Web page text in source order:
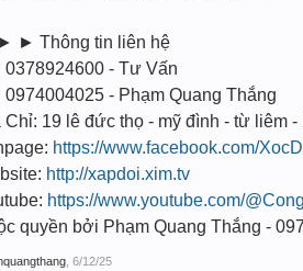
► Thông tin liên hệ
0378924600 - Tư Vấn
0974004025 - Phạm Quang Thắng
19 lê đức thọ - mỹ đình - từ liêm -
https://www.facebook.com/
http://xapdoi.xim.tv
https://www.youtube.com/
quyền bởi Phạm Quang Thắng -
6/12/25